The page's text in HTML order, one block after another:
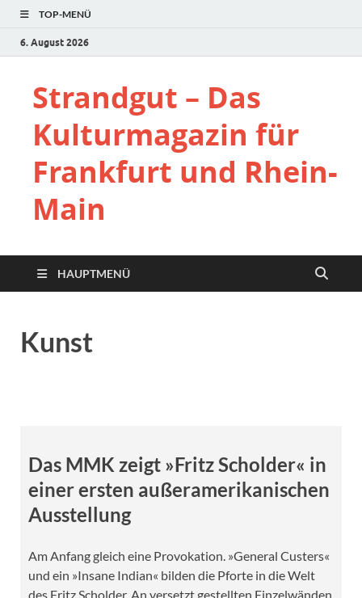
TOP-MENÜ
6. August 2026
Strandgut – Das
Kulturmagazin für
Frankfurt und Rhein-
Main
HAUPTMENÜ
Kunst
Das MMK zeigt »Fritz Scholder« in
einer ersten außeramerikanischen
Ausstellung
Am Anfang gleich eine Provokation. »General Custers«
und ein »Insane Indian« bilden die Pforte in die Welt
des Fritz Scholder. An versetzt gestellten Einzelwänden